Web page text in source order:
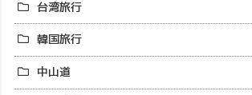
台湾旅行
韓国旅行
中山道